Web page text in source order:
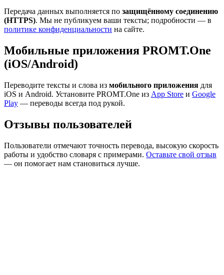
Передача данных выполняется по защищённому соединению
(HTTPS). Мы не публикуем ваши тексты; подробности — в
политике конфиденциальности на сайте.
Мобильные приложения PROMT.One
(iOS/Android)
Переводите тексты и слова из мобильного приложения для
iOS и Android. Установите PROMT.One из App Store и Google
Play — переводы всегда под рукой.
Отзывы пользователей
Пользователи отмечают точность перевода, высокую скорость
работы и удобство словаря с примерами. Оставьте свой отзыв
— он помогает нам становиться лучше.